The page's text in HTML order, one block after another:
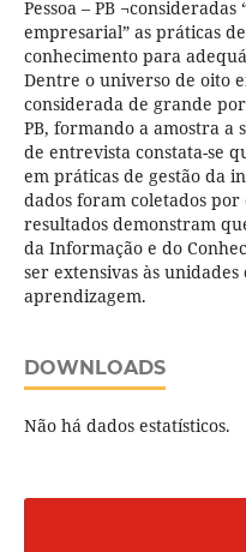
Pessoa – PB
empresarial” as práticas
conhecimento para
Dentre o universo de oito
considerada de grande
PB, formando a amostra a
de entrevista constata-se
em práticas de gestão da
dados foram coletados
resultados demonstram
da Informação e do
ser extensivas às
aprendizagem.
DOWNLOADS
Não há dados estatísticos.